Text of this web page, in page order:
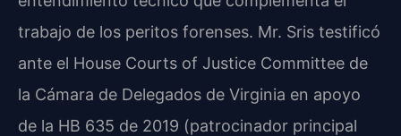
trabajo de los peritos forenses. Mr. Sris testificó
ante el House Courts of Justice Committee de
la Cámara de Delegados de Virginia en apoyo
de la HB 635 de 2019 (patrocinador principal